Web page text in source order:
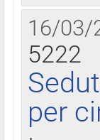
16/03/
5222
per